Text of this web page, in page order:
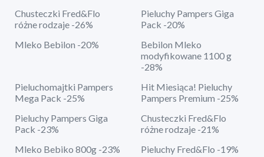
Chusteczki Fred&Flo
różne rodzaje -26%
Pieluchy Pampers Giga
Pack -20%
Mleko Bebilon -20%
Bebilon Mleko
modyfikowane 1100 g
-28%
Pieluchomajtki Pampers
Mega Pack -25%
Hit Miesiąca! Pieluchy
Pampers Premium -25%
Pieluchy Pampers Giga
Pack -23%
Chusteczki Fred&Flo
różne rodzaje -21%
Mleko Bebiko 800g -23%
Pieluchy Fred&Flo -19%